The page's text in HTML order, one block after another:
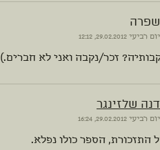
שפרה
יום רביעי
זכר/נקבה ואני לא חברים.)
דנה שלזינגר
יום רביעי
התזכורת, הספר כולו נפלא.